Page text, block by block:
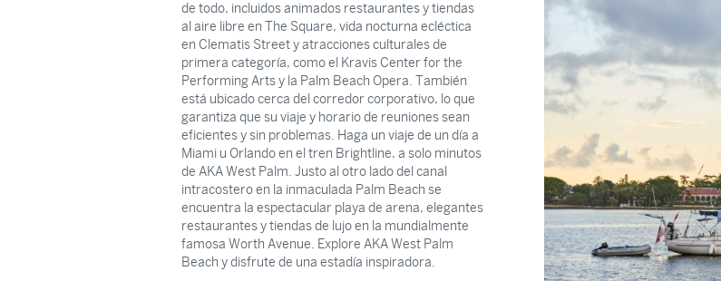
de todo, incluidos animados restaurantes y tiendas
al aire libre en The Square, vida nocturna ecléctica
en Clematis Street y atracciones culturales de
primera categoría, como el Kravis Center for the
Performing Arts y la Palm Beach Opera. También
está ubicado cerca del corredor corporativo, lo que
garantiza que su viaje y horario de reuniones sean
eficientes y sin problemas. Haga un viaje de un día a
Miami u Orlando en el tren Brightline, a solo minutos
de AKA West Palm. Justo al otro lado del canal
intracostero en la inmaculada Palm Beach se
encuentra la espectacular playa de arena, elegantes
restaurantes y tiendas de lujo en la mundialmente
famosa Worth Avenue. Explore AKA West Palm
Beach y disfrute de una estadía inspiradora.